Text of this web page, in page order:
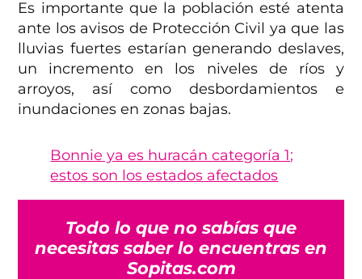
Es importante que la población esté atenta
ante los avisos de Protección Civil ya que las
lluvias fuertes estarían generando deslaves,
un incremento en los niveles de ríos y
arroyos, así como desbordamientos e
inundaciones en zonas bajas.
Bonnie ya es huracán categoría 1;
estos son los estados afectados
Todo lo que no sabías que
necesitas saber lo encuentras en
Sopitas.com